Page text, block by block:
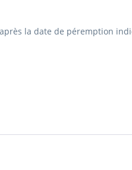
la date de péremption